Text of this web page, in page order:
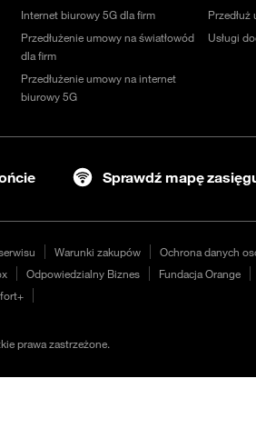
Internet biurowy 5G dla firm
Przedłużenie umowy na światłowód
dla firm
Przedłużenie umowy na internet
biurowy 5G
Przedłuż
Usługi
Sprawdź mapę
Warunki zakupów Ochrona danych
Odpowiedzialny Biznes Fundacja Orange
prawa zastrzeżone.